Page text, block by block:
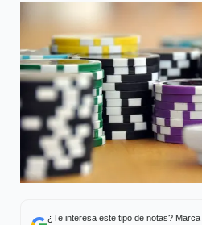
¿Te interesa este tipo de notas? Marca